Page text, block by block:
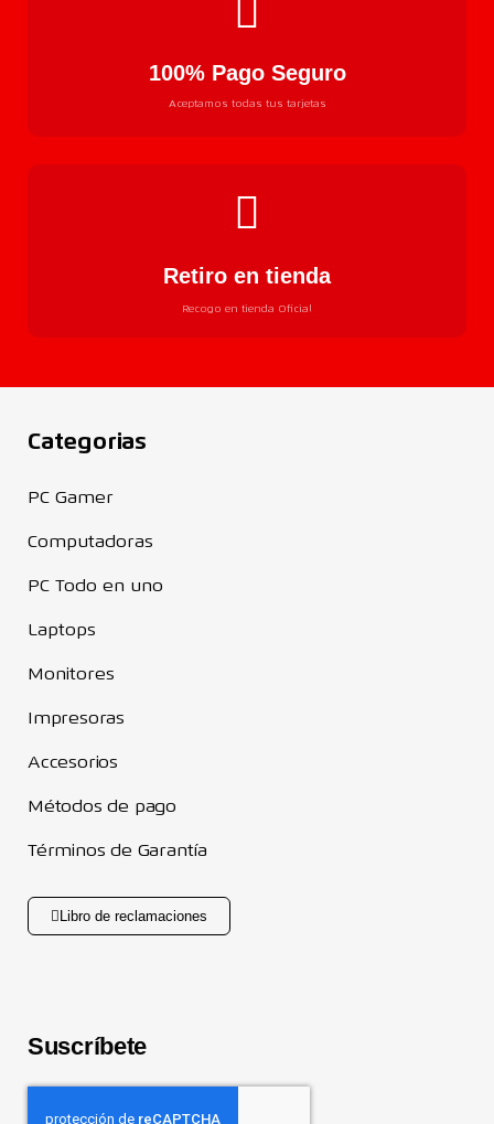
100% Pago Seguro
Aceptamos todas tus tarjetas
Retiro en tienda
Recogo en tienda Oficial
Categorias
PC Gamer
Computadoras
PC Todo en uno
Laptops
Monitores
Impresoras
Accesorios
Métodos de pago
Términos de Garantía
Libro de reclamaciones
Suscríbete